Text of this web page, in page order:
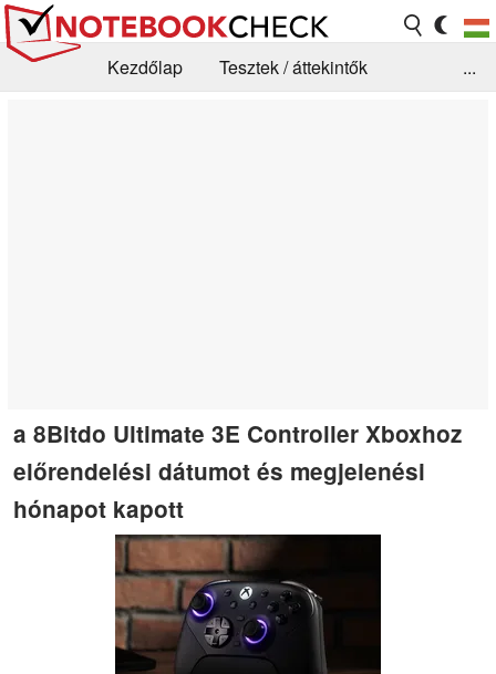
Kezdőlap
Tesztek / áttekintők
...
a 8Bitdo Ultimate 3E Controller Xboxhoz
előrendelési dátumot és megjelenési
hónapot kapott